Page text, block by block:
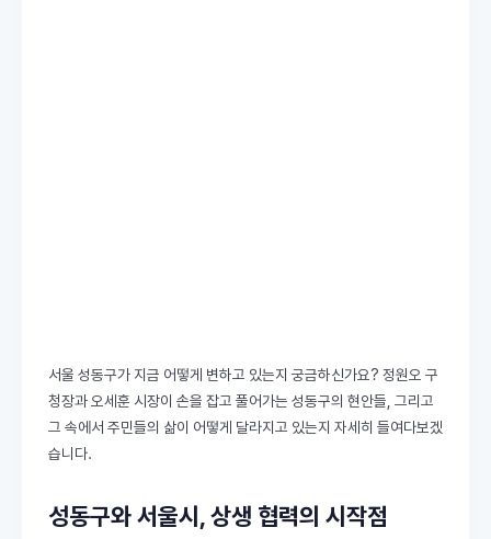
서울 성동구가 지금 어떻게 변하고 있는지 궁금하신가요? 정원오 구
청장과 오세훈 시장이 손을 잡고 풀어가는 성동구의 현안들, 그리고
그 속에서 주민들의 삶이 어떻게 달라지고 있는지 자세히 들여다보겠
습니다.
성동구와 서울시, 상생 협력의 시작점